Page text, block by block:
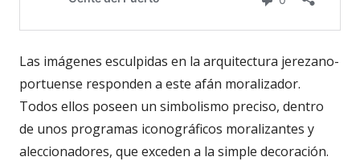
Las imágenes esculpidas en la arquitectura jerezano-
portuense responden a este afán moralizador.
Todos ellos poseen un simbolismo preciso, dentro
de unos programas iconográficos moralizantes y
aleccionadores, que exceden a la simple decoración.